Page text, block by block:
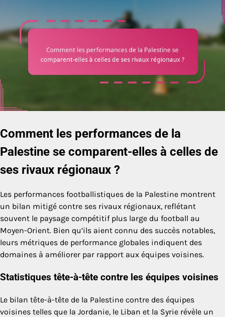
Comment les performances de la
Palestine se comparent-elles à celles de
ses rivaux régionaux ?
Les performances footballistiques de la Palestine montrent
un bilan mitigé contre ses rivaux régionaux, reflétant
souvent le paysage compétitif plus large du football au
Moyen-Orient. Bien qu’ils aient connu des succès notables,
leurs métriques de performance globales indiquent des
domaines à améliorer par rapport aux équipes voisines.
Statistiques tête-à-tête contre les équipes voisines
Le bilan tête-à-tête de la Palestine contre des équipes
voisines telles que la Jordanie, le Liban et la Syrie révèle un